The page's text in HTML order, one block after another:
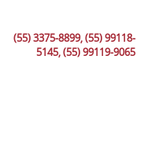
(55) 3375-8899, (55) 99118-
5145, (55) 99119-9065